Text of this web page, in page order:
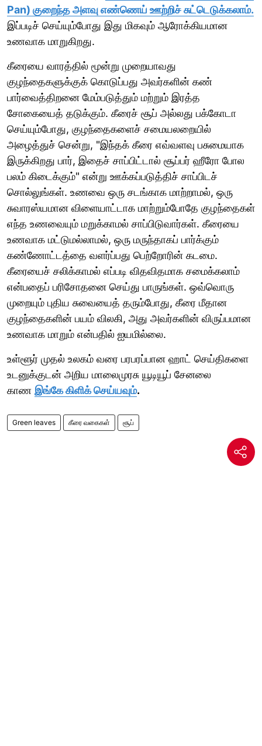
Pan) குறைந்த அளவு எண்ணெய் ஊற்றிச் சுட்டெடுக்கலாம்.
இப்படிச் செய்யும்போது இது மிகவும் ஆரோக்கியமான
உணவாக மாறுகிறது.
கீரையை வாரத்தில் மூன்று முறையாவது
குழந்தைகளுக்குக் கொடுப்பது அவர்களின் கண்
பார்வைத்திறனை மேம்படுத்தும் மற்றும் இரத்த
சோகையைத் தடுக்கும். கீரைச் சூப் அல்லது பக்கோடா
செய்யும்போது, குழந்தைகளைச் சமையலறையில்
அழைத்துச் சென்று, "இந்தக் கீரை எவ்வளவு பசுமையாக
இருக்கிறது பார், இதைச் சாப்பிட்டால் சூப்பர் ஹீரோ போல
பலம் கிடைக்கும்" என்று ஊக்கப்படுத்திச் சாப்பிடச்
சொல்லுங்கள். உணவை ஒரு சடங்காக மாற்றாமல், ஒரு
சுவாரஸ்யமான விளையாட்டாக மாற்றும்போதே குழந்தைகள்
எந்த உணவையும் மறுக்காமல் சாப்பிடுவார்கள். கீரையை
உணவாக மட்டுமல்லாமல், ஒரு மருந்தாகப் பார்க்கும்
கண்ணோட்டத்தை வளர்ப்பது பெற்றோரின் கடமை.
கீரையைச் சலிக்காமல் எப்படி விதவிதமாக சமைக்கலாம்
என்பதைப் பரிசோதனை செய்து பாருங்கள். ஒவ்வொரு
முறையும் புதிய சுவையைத் தரும்போது, கீரை மீதான
குழந்தைகளின் பயம் விலகி, அது அவர்களின் விருப்பமான
உணவாக மாறும் என்பதில் ஐயமில்லை.
உள்ளூர் முதல் உலகம் வரை பரபரப்பான ஹாட் செய்திகளை
உடனுக்குடன் அறிய மாலைமுரசு யூடியூப் சேனலை
காண இங்கே கிளிக் செய்யவும்.
Green leaves கீரை வகைகள் சூப்